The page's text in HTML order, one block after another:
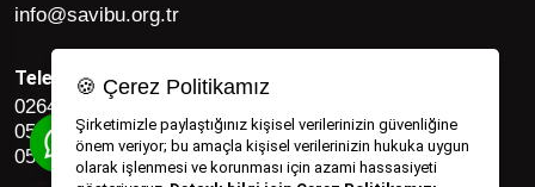
info@savibu.org.tr
Telefon
0264 582 12 17
0530 346 89 54
0530 704 69 54
🍪 Çerez Politikamız
Şirketimizle paylaştığınız kişisel verilerinizin güvenliğine
önem veriyor; bu amaçla kişisel verilerinizin hukuka uygun
olarak işlenmesi ve korunması için azami hassasiyeti